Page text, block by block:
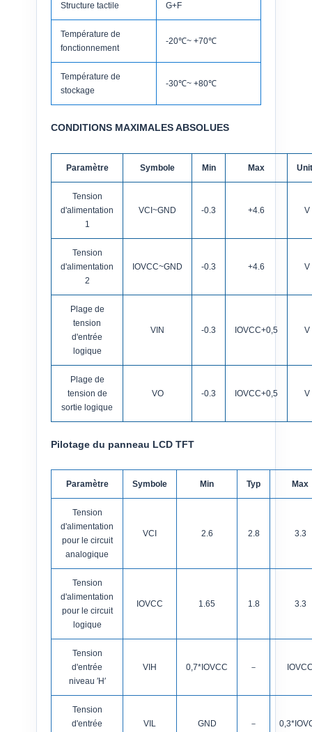
Structure tactile G+F
Température de
fonctionnement
-20℃~ +70℃
Température de
stockage
-30℃~ +80℃
CONDITIONS MAXIMALES ABSOLUES
Paramètre Symbole Min Max
Tension
d'alimentation
1
VCI~GND -0.3 +4.6 V
Tension
d'alimentation
2
IOVCC~GND -0.3 +4.6 V
Plage de
tension
d'entrée
logique
VIN -0.3 IOVCC+0,5 V
Plage de
tension de
sortie logique
VO -0.3 IOVCC+0,5 V
Pilotage du panneau LCD TFT
Paramètre Symbole Min Typ Max
Tension
d'alimentation
pour le circuit
analogique
VCI 2.6 2.8 3.3
Tension
d'alimentation
pour le circuit
logique
IOVCC 1.65 1.8 3.3
Tension
d'entrée
niveau ′H′
VIH 0,7*IOVCC －
Tension
d'entrée
VIL GND －